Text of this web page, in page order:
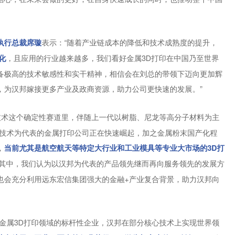
行总裁席璇表示：“随着产业链成本的降低和技术成熟度的提升，
，且应用的行业越来越多，我们看好金属3D打印在中国乃至世界
高的技术敏感性和实干精神，相信会在刘总的带领下迈向更加辉
汉邦嫁接更多产业及政商资源，助力公司更快速的发展。”
这个确定性赛道里，伴随上一代以树脂、尼龙等高分子材料为主
术为代表的金属打印公司正在快速崛起，加之金属粉末国产化程
当前尤其是航空航天等特定大行业和工业模具等专业大市场的3D打
中，我们认为以汉邦为代表的产品领先继而再向服务领先的发展方
充分利用远东宏信集团强大的金融+产业复合背景，助力汉邦向
属3D打印领域的标杆性企业，汉邦在部分核心技术上实现世界领